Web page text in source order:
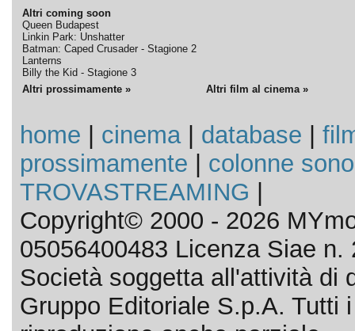
Altri coming soon
Queen Budapest
Linkin Park: Unshatter
Batman: Caped Crusader - Stagione 2
Lanterns
Billy the Kid - Stagione 3
Altri prossimamente » Altri film al cinema »
home cinema| database
prossimamente
colonne
TROVASTREAMING
Copyright© 2000 - 2026
05056400483 Licenza Siae n.
Società soggetta all'attività di
Gruppo Editoriale S.p.A. Tutti